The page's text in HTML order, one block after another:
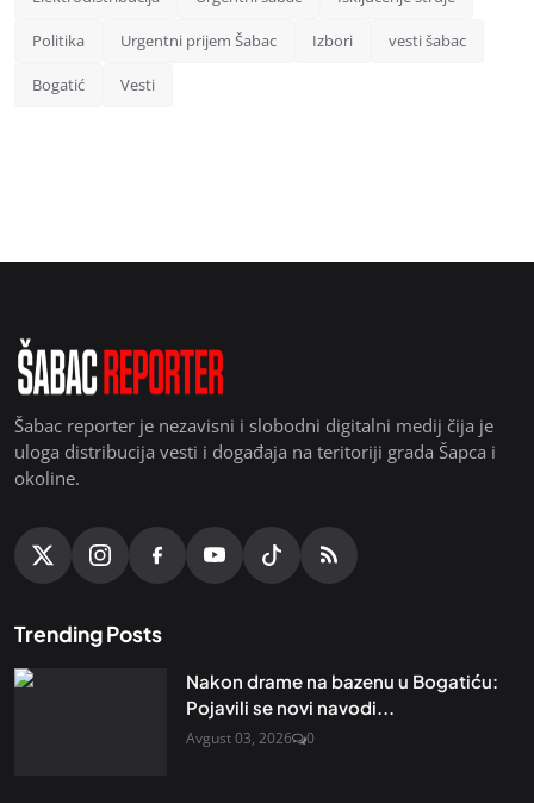
Politika Urgentni prijem Šabac Izbori vesti šabac
Bogatić Vesti
Šabac reporter je nezavisni i slobodni digitalni medij čija je
uloga distribucija vesti i događaja na teritoriji grada Šapca i
okoline.
Trending Posts
Nakon drame na bazenu u Bogatiću:
Pojavili se novi navodi...
Avgust 03, 2026 0